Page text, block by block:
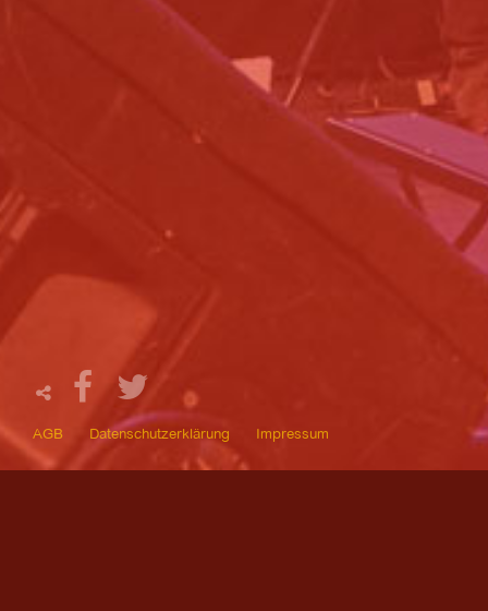
AGB Datenschutzerklärung Impressum